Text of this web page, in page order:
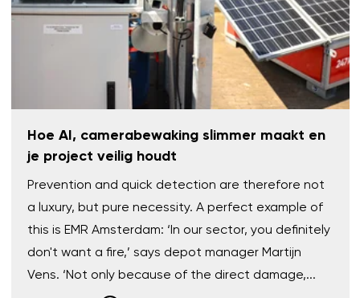
Hoe AI, camerabewaking slimmer maakt en
je project veilig houdt
Prevention and quick detection are therefore not
a luxury, but pure necessity. A perfect example of
this is EMR Amsterdam: ‘In our sector, you definitely
don't want a fire,’ says depot manager Martijn
Vens. ‘Not only because of the direct damage,...